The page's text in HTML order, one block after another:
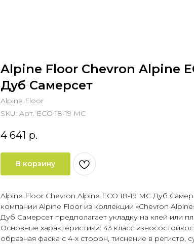
Alpine Floor Chevron Alpine
Дуб Самерсет
Alpine Floor
SKU: Арт. ECO 18-19 MC
4 641 р.
В корзину
Alpine Floor Chevron Alpine ECO 18-19 MC Дуб
компании Alpine Floor из коллекции «Chevron
Дуб Самерсет предполагает укладку на клей или
Основные характеристики: 43 класс
образная фаска с 4-х сторон, тиснение в регистр,